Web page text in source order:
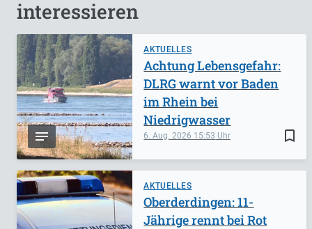
interessieren
AKTUELLES
bookmark_border
6. Aug. 2026 15:53
Achtung Lebensgefahr:
DLRG warnt vor Baden
im Rhein bei
Niedrigwasser
AKTUELLES
Oberderdingen: 11-
Jährige rennt bei Rot